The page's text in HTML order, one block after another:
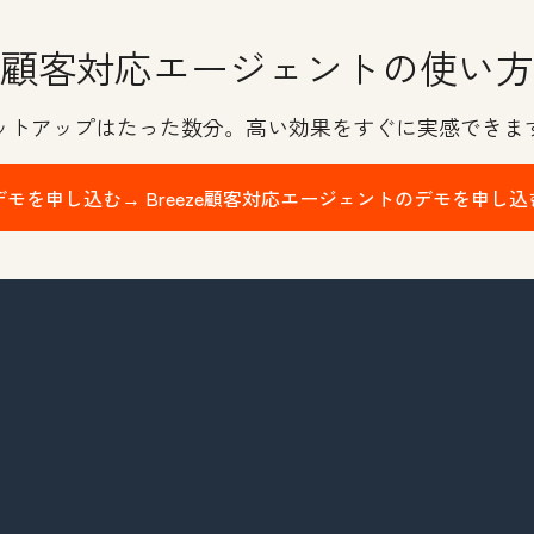
顧客対応エージェントの使い方
トアップはたった数分。高い効果をすぐに実感できま
モを申し込む→ Breeze顧客対応エージェントのデモを申し込